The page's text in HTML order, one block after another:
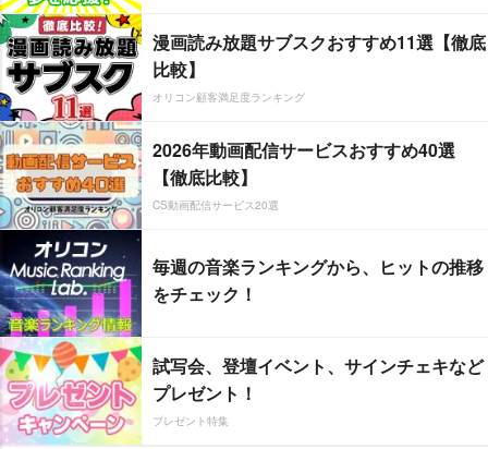
漫画読み放題サブスクおすすめ11選【徹底
比較】
オリコン顧客満足度ランキング
2026年動画配信サービスおすすめ40選
【徹底比較】
CS動画配信サービス20選
毎週の音楽ランキングから、ヒットの推移
をチェック！
試写会、登壇イベント、サインチェキなど
プレゼント！
プレゼント特集